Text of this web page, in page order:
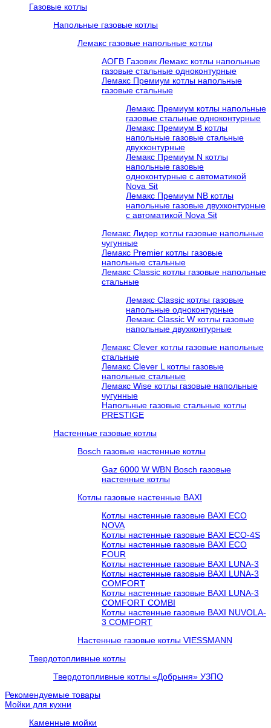
Газовые котлы
Напольные газовые котлы
Лемакс газовые напольные котлы
АОГВ Газовик Лемакс котлы напольные
газовые стальные одноконтурные
Лемакс Премиум котлы напольные
газовые стальные
Лемакс Премиум котлы напольные
газовые стальные одноконтурные
Лемакс Премиум B котлы
напольные газовые стальные
двухконтурные
Лемакс Премиум N котлы
напольные газовые
одноконтурные c автоматикой
Nova Sit
Лемакс Премиум NB котлы
напольные газовые двухконтурные
c автоматикой Nova Sit
Лемакс Лидер котлы газовые напольные
чугунные
Лемакс Premier котлы газовые
напольные стальные
Лемакс Classic котлы газовые напольные
стальные
Лемакс Classic котлы газовые
напольные одноконтурные
Лемакс Classic W котлы газовые
напольные двухконтурные
Лемакс Clever котлы газовые напольные
стальные
Лемакс Clever L котлы газовые
напольные стальные
Лемакс Wise котлы газовые напольные
чугунные
Напольные газовые стальные котлы
PRESTIGE
Настенные газовые котлы
Bosch газовые настенные котлы
Gaz 6000 W WBN Bosch газовые
настенные котлы
Котлы газовые настенные BAXI
Котлы настенные газовые BAXI ECO
NOVA
Котлы настенные газовые BAXI ECO-4S
Котлы настенные газовые BAXI ECO
FOUR
Котлы настенные газовые BAXI LUNA-3
Котлы настенные газовые BAXI LUNA-3
COMFORT
Котлы настенные газовые BAXI LUNA-3
COMFORT COMBI
Котлы настенные газовые BAXI NUVOLA-
3 COMFORT
Настенные газовые котлы VIESSMANN
Твердотопливные котлы
Твердотопливные котлы «Добрыня» УЗПО
Рекомендуемые товары
Мойки для кухни
Каменные мойки